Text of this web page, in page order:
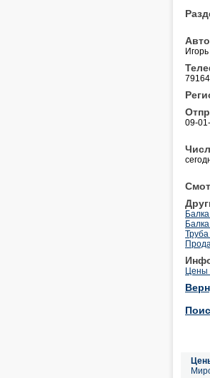
09-
Цены